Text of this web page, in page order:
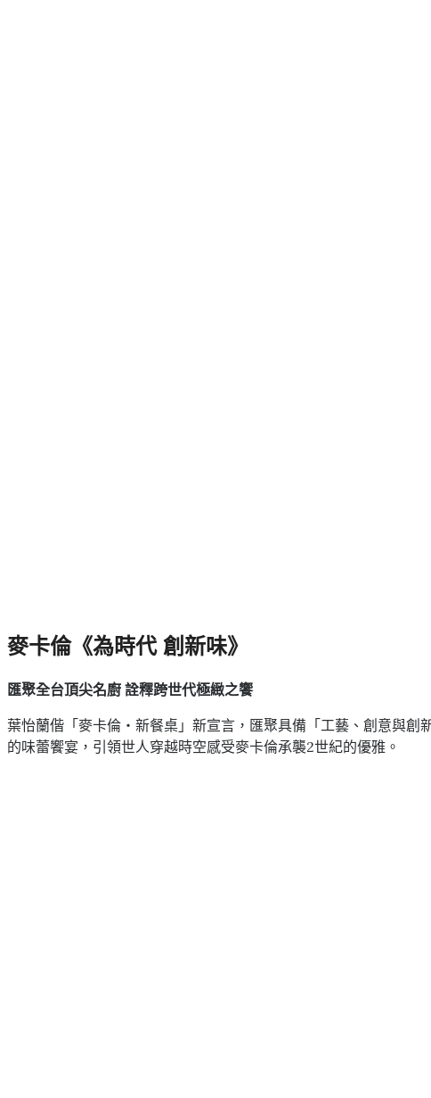
麥卡倫《為時代 創新味》
匯聚全台頂尖名廚 詮釋跨世代極緻之饗
葉怡蘭偕「麥卡倫‧新餐桌」新宣言，匯聚具備「工藝、創意與創
的味蕾饗宴，引領世人穿越時空感受麥卡倫承襲2世紀的優雅。